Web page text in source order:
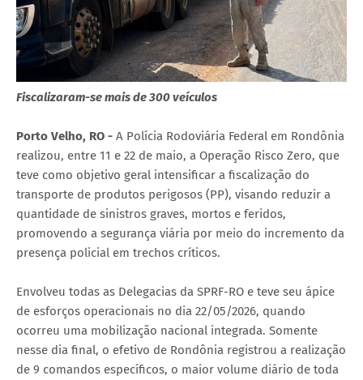
Fiscalizaram-se mais de 300 veículos
Porto Velho, RO - A Polícia Rodoviária Federal em Rondônia
realizou, entre 11 e 22 de maio, a Operação Risco Zero, que
teve como objetivo geral intensificar a fiscalização do
transporte de produtos perigosos (PP), visando reduzir a
quantidade de sinistros graves, mortos e feridos,
promovendo a segurança viária por meio do incremento da
presença policial em trechos críticos.
Envolveu todas as Delegacias da SPRF-RO e teve seu ápice
de esforços operacionais no dia 22/05/2026, quando
ocorreu uma mobilização nacional integrada. Somente
nesse dia final, o efetivo de Rondônia registrou a realização
de 9 comandos específicos, o maior volume diário de toda